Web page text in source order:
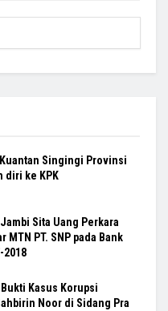
Singingi Provinsi
diri ke KPK
Sita Uang Perkara
MTN PT. SNP pada Bank
2018
Kasus Korupsi
Noor di Sidang Pra